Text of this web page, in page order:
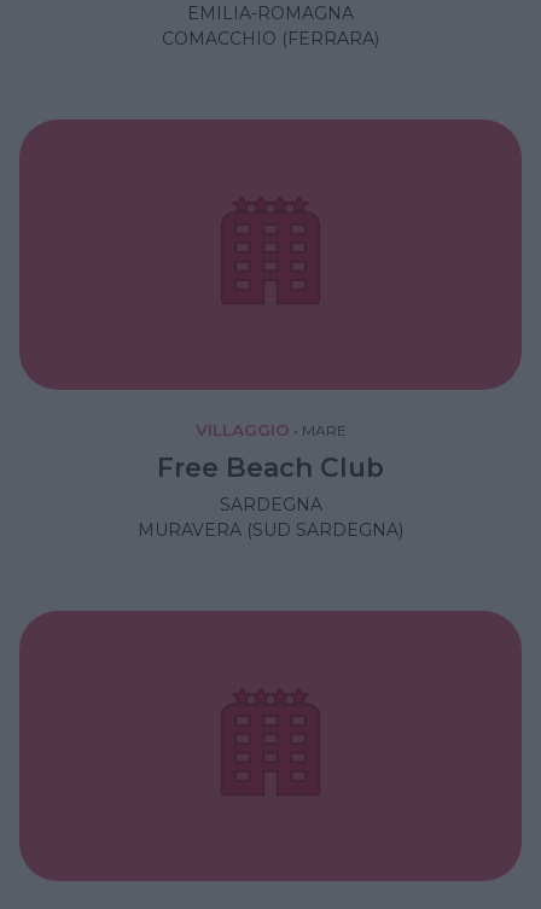
EMILIA-ROMAGNA
COMACCHIO (FERRARA)
VILLAGGIO • MARE
Free Beach Club
SARDEGNA
MURAVERA (SUD SARDEGNA)